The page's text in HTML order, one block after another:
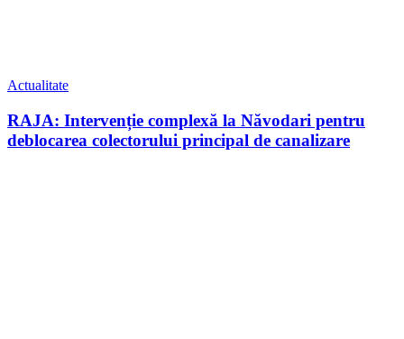
Actualitate
RAJA: Intervenție complexă la Năvodari pentru
deblocarea colectorului principal de canalizare